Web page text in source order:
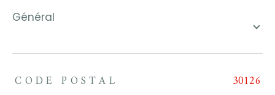
général
TRAD_ZEPHYR_Caracteristique TRAD_ZEPHYR_Valeurs
CODE POSTAL
30126